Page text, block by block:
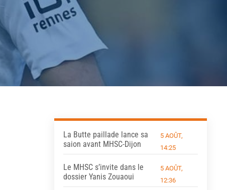
La Butte paillade lance sa
saion avant MHSC-Dijon
5 AOÛT,
14:25
Le MHSC s’invite dans le
dossier Yanis Zouaoui
5 AOÛT,
12:36